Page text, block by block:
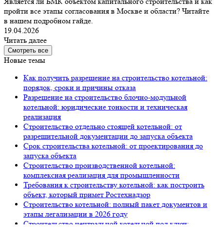
пройти все этапы согласования в Москве и области? Читайте
в нашем подробном гайде.
19.04.2026
Читать далее
Смотреть все
Новые темы
Как получить разрешение на строительство котельной:
порядок, сроки и причины отказа
Разрешение на строительство блочно-модульной
котельной: юридические тонкости и техническая
реализация
Строительство отдельно стоящей котельной: от
разрешительной документации до запуска объекта
Срок строительства котельной: от проектирования до
запуска объекта
Строительство производственной котельной:
комплексная реализация для промышленности
Требования к строительству котельной: как построить
объект, который примет Ростехнадзор
Строительство котельной: полный пакет документов и
этапы легализации в 2026 году
Строительство центральной котельной под ключ: